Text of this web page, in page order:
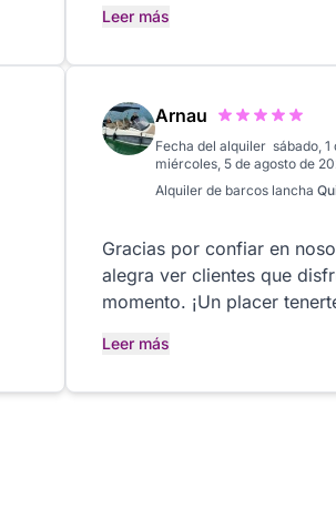
Leer más
Arnau
Fecha del alquiler sábado,
miércoles, 5 de agosto de
Alquiler de barcos lancha
Gracias por confiar en
alegra ver clientes que
momento. ¡Un placer tenerte a bordo! Arnau &
Leer más